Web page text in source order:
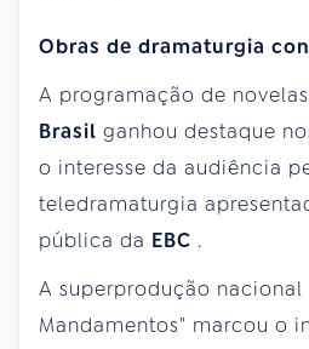
Obras de dramaturgia
A programação de
Brasil ganhou destaque
o interesse da audiência
teledramaturgia
pública da EBC .
A superprodução nacional
Mandamentos" marcou o